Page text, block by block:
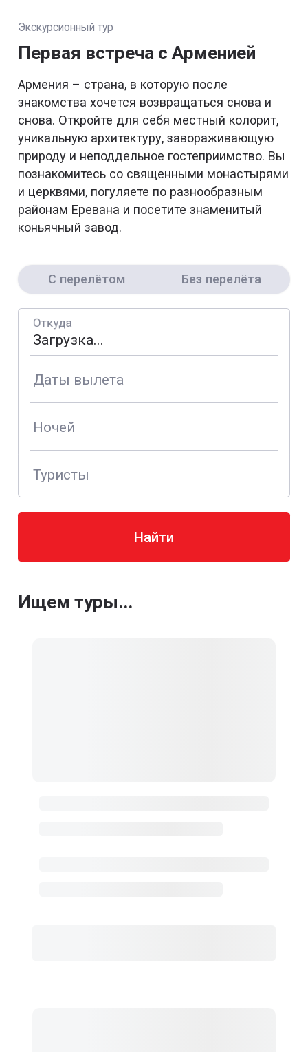
Экскурсионный тур
Первая встреча с Арменией
Армения – страна, в которую после
знакомства хочется возвращаться снова и
снова. Откройте для себя местный колорит,
уникальную архитектуру, завораживающую
природу и неподдельное гостеприимство. Вы
познакомитесь со священными монастырями
и церквями, погуляете по разнообразным
районам Еревана и посетите знаменитый
коньячный завод.
С перелётом Без перелёта
Откуда
Даты вылета
Ночей
Туристы
Найти
Ищем туры...